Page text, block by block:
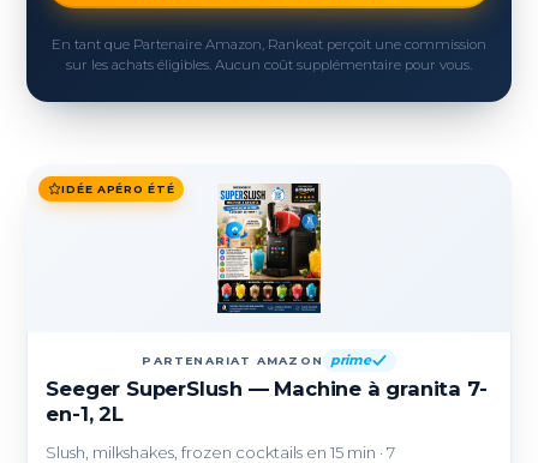
En tant que Partenaire Amazon, Rankeat perçoit une commission
sur les achats éligibles. Aucun coût supplémentaire pour vous.
IDÉE APÉRO ÉTÉ
PARTENARIAT AMAZON prime
Seeger SuperSlush — Machine à granita 7-
en-1, 2L
Slush, milkshakes, frozen cocktails en 15 min · 7